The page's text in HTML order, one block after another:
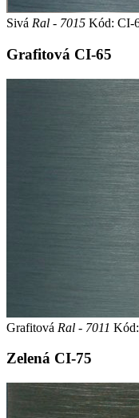
Sivá Ral - 7015 Kód: CI-
Grafitová CI-65
Grafitová Ral - 7011
Zelená CI-75